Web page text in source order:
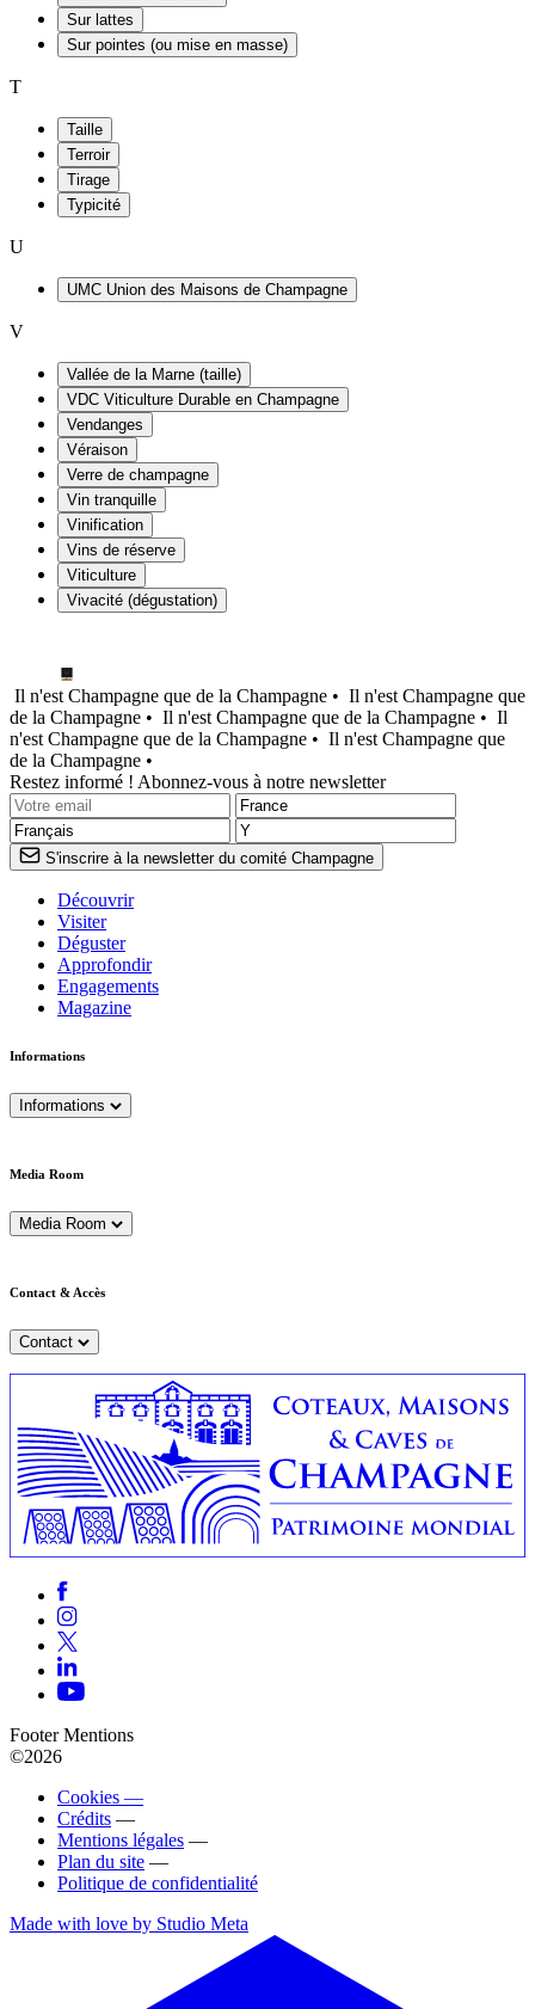
Sur lattes
Sur pointes (ou mise en masse)
T
Taille
Terroir
Tirage
Typicité
U
UMC Union des Maisons de Champagne
V
Vallée de la Marne (taille)
VDC Viticulture Durable en Champagne
Vendanges
Véraison
Verre de champagne
Vin tranquille
Vinification
Vins de réserve
Viticulture
Vivacité (dégustation)
Il n'est Champagne que de la Champagne • Il n'est Champagne que
de la Champagne • Il n'est Champagne que de la Champagne • Il
n'est Champagne que de la Champagne • Il n'est Champagne que
de la Champagne •
Restez informé ! Abonnez-vous à notre newsletter
S'inscrire à la newsletter du comité Champagne
Découvrir
Visiter
Déguster
Approfondir
Engagements
Magazine
Informations
Informations
Media Room
Media Room
Contact & Accès
Contact
Footer Mentions
©2026
Cookies —
Crédits —
Mentions légales —
Plan du site —
Politique de confidentialité
Made with love by Studio Meta